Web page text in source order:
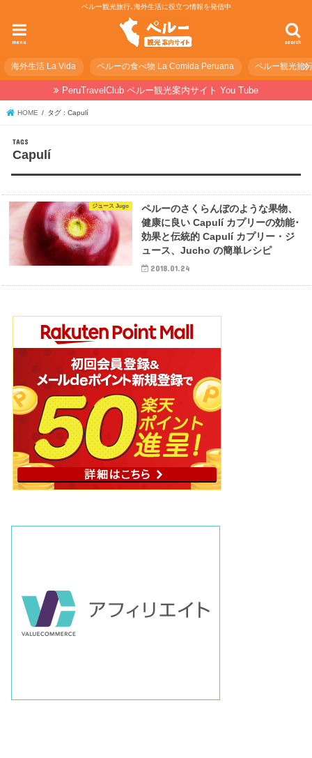
ペルー観光旅行､海外生活に役立つ情報を発信中
search
menu
海外生活 La Vida ペルーの食べ物 La Comida Peruana ペルー観光旅
PeruTravelClub ペルー観光案内サイト You Tube
HOME タグ : Capulí
Capulí
ジュース Jugo
ペルーのさくらんぼのような果物、
健康に良い Capulí カプリーの効能･
効果と伝統的 Capulí カプリー・ジ
ュース、Jucho の簡単レシピ
2018.01.24